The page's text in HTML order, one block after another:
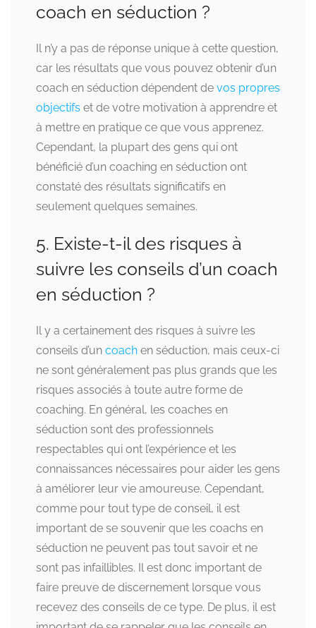
coach en séduction ?
Il n’y a pas de réponse unique à cette question,
car les résultats que vous pouvez obtenir d’un
coach en séduction dépendent de vos propres
objectifs et de votre motivation à apprendre et
à mettre en pratique ce que vous apprenez.
Cependant, la plupart des gens qui ont
bénéficié d’un coaching en séduction ont
constaté des résultats significatifs en
seulement quelques semaines.
5. Existe-t-il des risques à
suivre les conseils d’un coach
en séduction ?
Il y a certainement des risques à suivre les
conseils d’un coach en séduction, mais ceux-ci
ne sont généralement pas plus grands que les
risques associés à toute autre forme de
coaching. En général, les coaches en
séduction sont des professionnels
respectables qui ont l’expérience et les
connaissances nécessaires pour aider les gens
à améliorer leur vie amoureuse. Cependant,
comme pour tout type de conseil, il est
important de se souvenir que les coachs en
séduction ne peuvent pas tout savoir et ne
sont pas infaillibles. Il est donc important de
faire preuve de discernement lorsque vous
recevez des conseils de ce type. De plus, il est